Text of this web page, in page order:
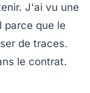
J'ai vu une
parce que le
de traces.
le contrat.